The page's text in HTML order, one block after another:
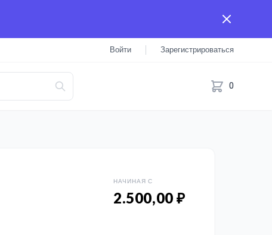
Войти Зарегистрироваться
0
НАЧИНАЯ С
2.500,00 ₽